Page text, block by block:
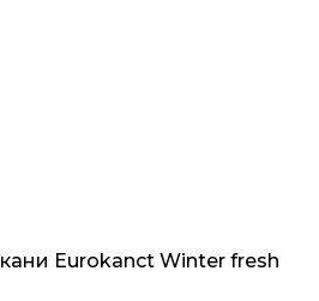
Eurokanct Winter fresh